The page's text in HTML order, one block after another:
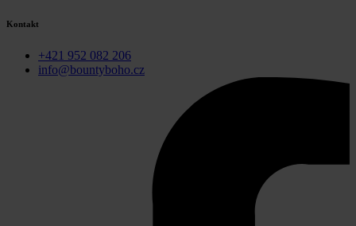
Kontakt
+421 952 082 206
info@bountyboho.cz